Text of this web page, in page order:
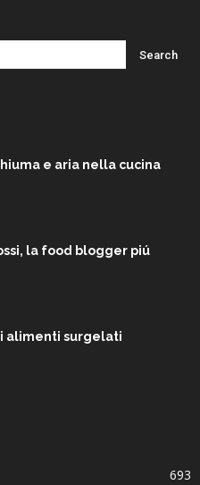
e aria nella cucina
la food blogger piú
alimenti surgelati
693